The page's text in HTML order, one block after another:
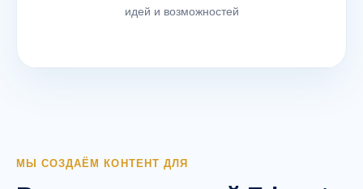
идей и возможностей
МЫ СОЗДАЁМ КОНТЕНТ ДЛЯ